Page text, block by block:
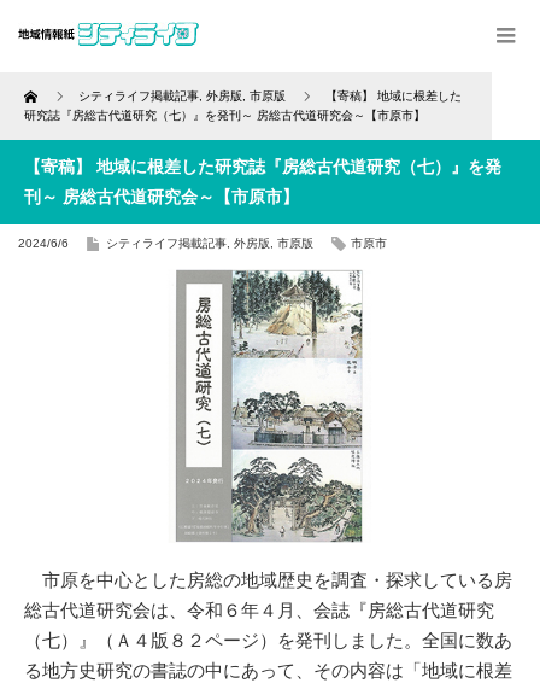
Home シティライフ掲載記事 外房版 市原版
【寄稿】 地域に根差した
研究誌『房総古代道研究（七）』を発刊～ 房総古代道研究会～【市原市】
【寄稿】 地域に根差した研究誌『房総古代道研究（七）』を発
刊～ 房総古代道研究会～【市原市】
2024/6/6 シティライフ掲載記事 外房版 市原版 市原市
市原を中心とした房総の地域歴史を調査・探求している房
総古代道研究会は、令和６年４月、会誌『房総古代道研究
（七）』（Ａ４版８２ページ）を発刊しました。全国に数あ
る地方史研究の書誌の中にあって、その内容は「地域に根差